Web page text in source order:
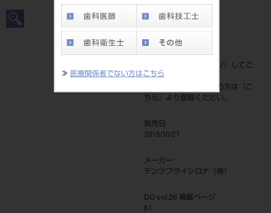
≫ 医療関係者でない方はこちら
JAN/EANコード
標準価格
ログイン
』してご
覧ください。
ネット会員登録がまだの方は『
こ
ちら
』より登録ください。
発売日
2015/10/21
メーカー
デンツプライシロナ（株）
DO vol.26 掲載ページ
61